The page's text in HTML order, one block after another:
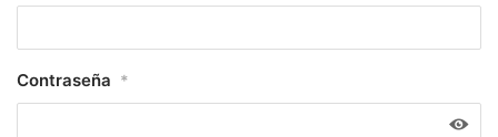
Contraseña *